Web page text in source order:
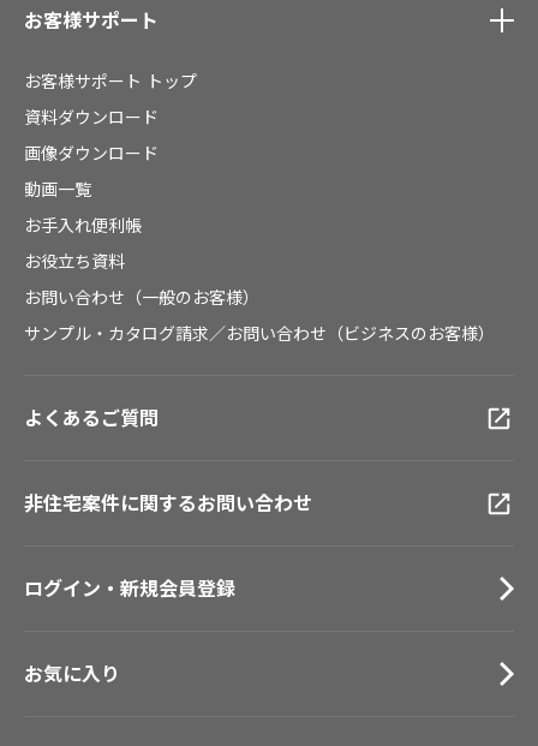
お客様サポート
お客様サポート トップ
資料ダウンロード
画像ダウンロード
動画一覧
お手入れ便利帳
お役立ち資料
お問い合わせ（一般のお客様）
サンプル・カタログ請求／お問い合わせ（ビジネスのお客様）
よくあるご質問
非住宅案件に関するお問い合わせ
ログイン・新規会員登録
お気に入り